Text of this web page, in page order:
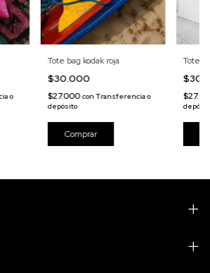
o
Tote bag kodak roja
$30.000
$27.000conTransferencia o
depósito
Tote